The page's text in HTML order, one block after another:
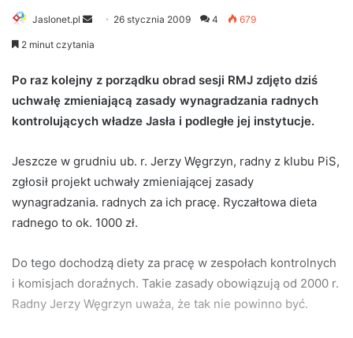
Jaslonet.pl
d
a
n
l
26 stycznia 2009 4 679
2 minut czytania
Po raz kolejny z porządku obrad sesji RMJ zdjęto dziś
uchwałę zmieniającą zasady wynagradzania radnych
kontrolujących władze Jasła i podległe jej instytucje.
Jeszcze w grudniu ub. r. Jerzy Węgrzyn, radny z klubu PiS,
zgłosił projekt uchwały zmieniającej zasady
wynagradzania. radnych za ich pracę. Ryczałtowa dieta
radnego to ok. 1000 zł.
Do tego dochodzą diety za pracę w zespołach kontrolnych
i komisjach doraźnych. Takie zasady obowiązują od 2000 r.
Radny Jerzy Węgrzyn uważa, że tak nie powinno być.